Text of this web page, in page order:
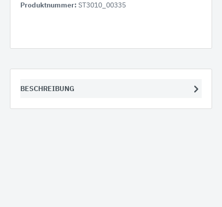
Produktnummer: ST3010_00335
BESCHREIBUNG